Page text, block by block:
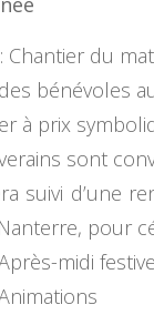
Chantier du
bénévoles
à prix
sont
suivi d’une
pour
midi